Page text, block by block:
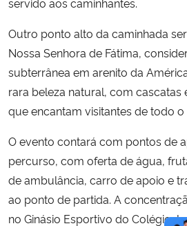
Outro ponto alto da caminhada
Nossa Senhora de Fátima,
subterrânea em arenito da
rara beleza natural, com
que encantam visitantes de todo o
O evento contará com pontos de
percurso, com oferta de água,
de ambulância, carro de apoio e
ao ponto de partida. A
no Ginásio Esportivo do Colégio